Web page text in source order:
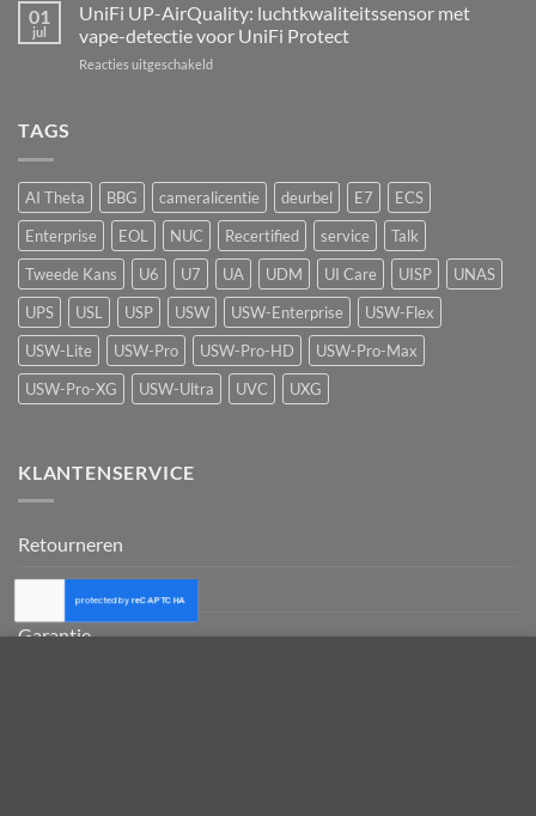
hardware-
refresh
de
Speaker:
van
passief
01
jul
UniFi UP-AirQuality: luchtkwaliteitssensor met
vape-detectie voor UniFi Protect
Reacties uitgeschakeldvoor
vape-
detectie
voor
UniFi
Protect
TAGS
AI Theta BBG cameralicentie deurbel E7
ECS
Enterprise
EOL NUC Recertified service
Talk
Tweede Kans
U6 U7 UA UDM UI Care UISP
UNAS
UPS
USL USP USW USW-Enterprise
USW-Flex
USW-Lite
USW-Pro USW-Pro-HD
USW-Pro-Max
USW-Pro-XG
USW-Ultra UVC UXG
KLANTENSERVICE
Retourneren
Garantie